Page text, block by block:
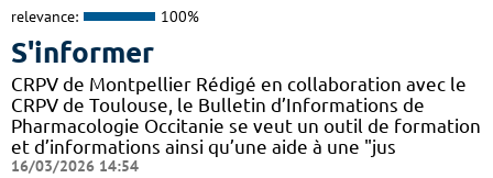
relevance: 100%
S'informer
CRPV de Montpellier Rédigé en collaboration avec le
CRPV de Toulouse, le Bulletin d’Informations de
Pharmacologie Occitanie se veut un outil de formation
et d’informations ainsi qu’une aide à une "jus
16/03/2026 14:54